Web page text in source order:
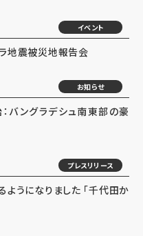
イベント
地震被災地報告会
お知らせ
バングラデシュ南東部の豪
プレスリリース
ようになりました 「千代田か